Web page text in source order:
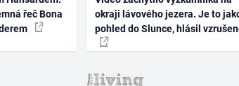
řeč Bona
okraji lávového jezera. Je to
pohled do Slunce, hlásil